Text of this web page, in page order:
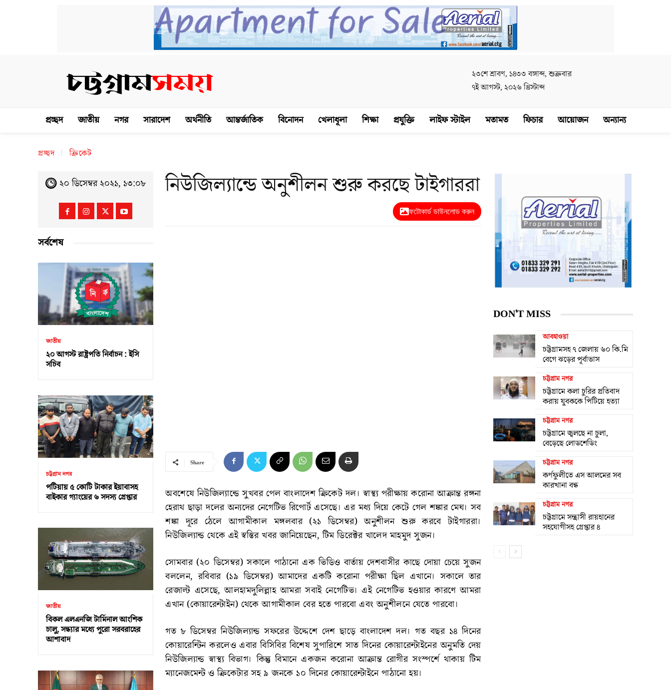
২৩শে শ্রাবণ, ১৪৩৩ বঙ্গাব্দ, শুক্রবার
৭ই আগস্ট, ২০২৬ খ্রিস্টাব্দ
প্রচ্ছদ জাতীয় নগর সারাদেশ অর্থনীতি আন্তর্জাতিক বিনোদন খেলাধূলা শিক্ষা প্রযুক্তি লাইফ স্টাইল মতামত ফিচার আয়োজন অন্যান্য
প্রচ্ছদ ক্রিকেট
২০ ডিসেম্বর ২০২১, ১৩:০৮
সর্বশেষ
জাতীয়
২০ আগস্ট রাষ্ট্রপতি নির্বাচন : ইসি
সচিব
চট্টগ্রাম নগর
পটিয়ায় ৫ কোটি টাকার ইয়াবাসহ
বাইকার গ্যাংয়ের ৬ সদস্য গ্রেপ্তার
জাতীয়
বিকল এলএনজি টার্মিনাল আংশিক
চালু, সন্ধ্যার মধ্যে পুরো সরবরাহের
আশাবাদ
নিউজিল্যান্ডে অনুশীলন শুরু করছে টাইগাররা
ফটোকার্ড ডাউনলোড করুন
Share
অবশেষে নিউজিল্যান্ডে সুখবর পেল বাংলাদেশ ক্রিকেট দল। স্বাস্থ্য পরীক্ষায় করোনা আক্রান্ত রঙ্গনা
হেরাথ ছাড়া দলের অন্যদের নেগেটিভ রিপোর্ট এসেছে। এর মধ্য দিয়ে কেটে গেল শঙ্কার মেঘ। সব
শঙ্কা দূরে ঠেলে আগামীকাল মঙ্গলবার (২১ ডিসেম্বর) অনুশীলন শুরু করবে টাইগাররা।
নিউজিল্যান্ড থেকে এই স্বস্তির খবর জানিয়েছেন, টিম ডিরেক্টর খালেদ মাহমুদ সুজন।
সোমবার (২০ ডিসেম্বর) সকালে পাঠানো এক ভিডিও বার্তায় দেশবাসীর কাছে দোয়া চেয়ে সুজন
বললেন, রবিবার (১৯ ডিসেম্বর) আমাদের একটি করোনা পরীক্ষা ছিল এখানে। সকালে তার
রেজাল্ট এসেছে, আলহামদুলিল্লাহ আমরা সবাই নেগেটিভ। এই নেগেটিভ হওয়ার কারণে আমরা
এখান (কোয়ারেন্টাইন) থেকে আগামীকাল বের হতে পারবো এবং অনুশীলনে যেতে পারবো।
গত ৮ ডিসেম্বর নিউজিল্যান্ড সফরের উদ্দেশে দেশ ছাড়ে বাংলাদেশ দল। গত বছর ১৪ দিনের
কোয়ারেন্টিন করলেও এবার বিসিবির বিশেষ সুপারিশে সাত দিনের কোয়ারেন্টাইনের অনুমতি দেয়
নিউজিল্যান্ড স্বাস্থ্য বিভাগ। কিন্তু বিমানে একজন করোনা আক্রান্ত রোগীর সংস্পর্শে থাকায় টিম
ম্যানেজমেন্ট ও ক্রিকেটার সহ ৯ জনকে ১০ দিনের কোয়ারেন্টাইনে পাঠানো হয়।
DON'T MISS
আবহাওয়া
চট্টগ্রামসহ ৭ জেলায় ৬০ কি.মি
বেগে ঝড়ের পূর্বাভাস
চট্টগ্রাম নগর
চট্টগ্রামে কলা চুরির প্রতিবাদ
করায় যুবককে পিটিয়ে হত্যা
চট্টগ্রাম নগর
চট্টগ্রামে জ্বলছে না চুলা,
বেড়েছে লোডশেডিং
চট্টগ্রাম নগর
কর্ণফুলীতে এস আলমের সব
কারখানা বন্ধ
চট্টগ্রাম নগর
চট্টগ্রামে সন্ত্রাসী রায়হানের
সহযোগীসহ গ্রেপ্তার ৪